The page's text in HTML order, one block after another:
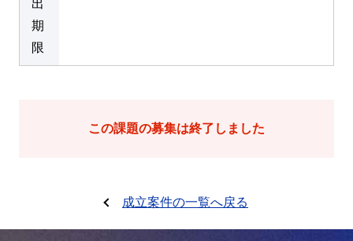
出
期
限
この課題の募集は終了しました
成立案件の一覧へ戻る